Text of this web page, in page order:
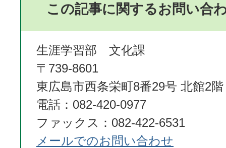
この記事に関するお問い合
生涯学習部 文化課
〒739-8601
東広島市西条栄町8番29号 北館2階
電話：082-420-0977
ファックス：082-422-6531
メールでのお問い合わせ